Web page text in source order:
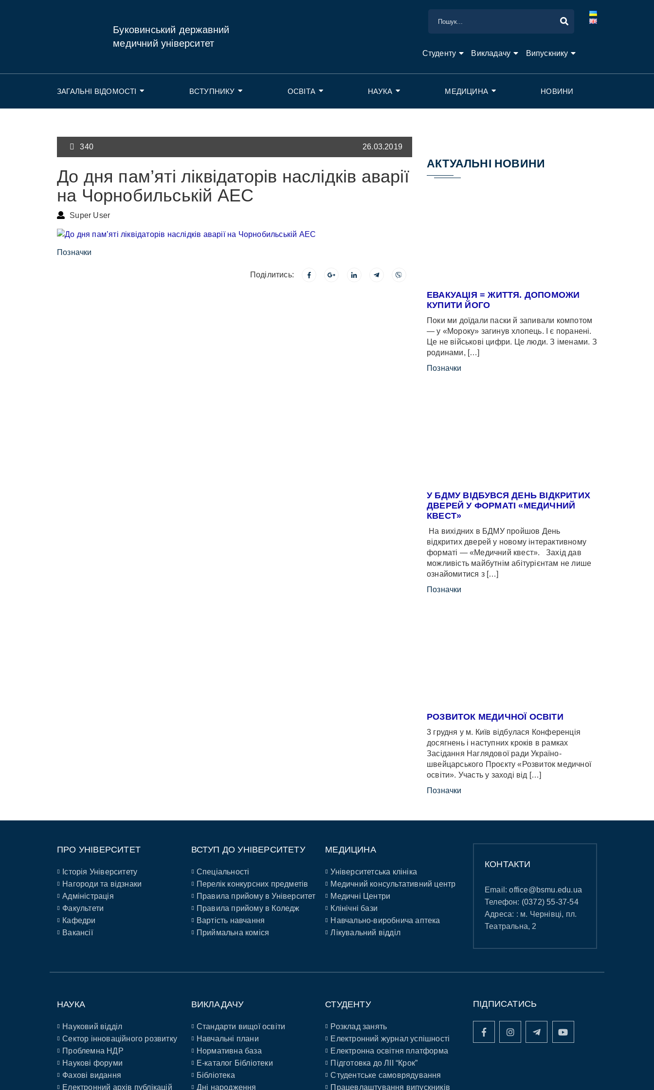
Буковинський державний
медичний університет
Студенту Викладачу Випускнику
ЗАГАЛЬНІ ВІДОМОСТІ ВСТУПНИКУ ОСВІТА НАУКА МЕДИЦИНА НОВИНИ
340 26.03.2019
До дня пам’яті ліквідаторів наслідків аварії
на Чорнобильській АЕС
Super User
Позначки
Поділитись:
АКТУАЛЬНІ НОВИНИ
ЕВАКУАЦІЯ = ЖИТТЯ. ДОПОМОЖИ
КУПИТИ ЙОГО
Поки ми доїдали паски й запивали компотом
— у «Мороку» загинув хлопець. І є поранені.
Це не військові цифри. Це люди. З іменами. З
родинами, […]
Позначки
У БДМУ ВІДБУВСЯ ДЕНЬ ВІДКРИТИХ
ДВЕРЕЙ У ФОРМАТІ «МЕДИЧНИЙ
КВЕСТ»
На вихідних в БДМУ пройшов День
відкритих дверей у новому інтерактивному
форматі — «Медичний квест». Захід дав
можливість майбутнім абітурієнтам не лише
ознайомитися з […]
Позначки
РОЗВИТОК МЕДИЧНОЇ ОСВІТИ
3 грудня у м. Київ відбулася Конференція
досягнень і наступних кроків в рамках
Засідання Наглядової ради Україно-
швейцарського Проєкту «Розвиток медичної
освіти». Участь у заході від […]
Позначки
ПРО УНІВЕРСИТЕТ
Історія Університету
Нагороди та відзнаки
Адміністрація
Факультети
Кафедри
Вакансії
ВСТУП ДО УНІВЕРСИТЕТУ
Спеціальності
Перелік конкурсних предметів
Правила прийому в Університет
Правила прийому в Коледж
Вартість навчання
Приймальна коміся
МЕДИЦИНА
Університетська клініка
Медичний консультативний центр
Медичні Центри
Клінічні бази
Навчально-виробнича аптека
Лікувальний відділ
КОНТАКТИ
Email:office@bsmu.edu.ua
Телефон: (0372) 55-37-54
Адреса: : м. Чернівці, пл.
Театральна, 2
НАУКА
Науковий відділ
Сектор інноваційного розвитку
Проблемна НДР
Наукові форуми
Фахові видання
Електронний архів публікацій
ВИКЛАДАЧУ
Стандарти вищої освіти
Навчальні плани
Нормативна база
E-каталог Бібліотеки
Бібліотека
Дні народження
СТУДЕНТУ
Розклад занять
Електронний журнал успішності
Електронна освітня платформа
Підготовка до ЛІІ “Крок”
Студентське самоврядування
Працевлаштування випускників
ПІДПИСАТИСЬ